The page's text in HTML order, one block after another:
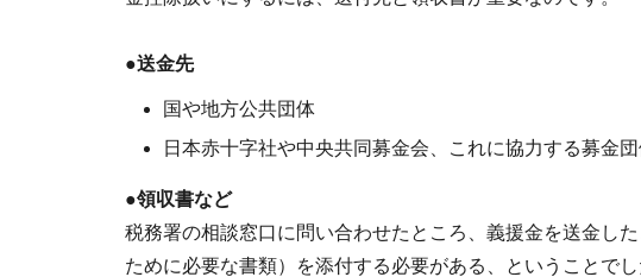
●送金先
国や地方公共団体
日本赤十字社や中央共同募金会、これに協力する募金
●領収書など
税務署の相談窓口に問い合わせたところ、義援金を送金し
ために必要な書類）を添付する必要がある、ということで